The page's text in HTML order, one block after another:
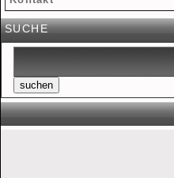
SUCHE
suchen